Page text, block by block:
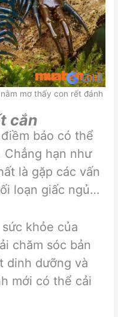
mơ thấy con rết đánh
cắn
báo có thể
Chẳng hạn như
là gặp các vấn
loạn giấc ngủ…
khỏe của
chăm sóc bản
dinh dưỡng và
mới có thể cải